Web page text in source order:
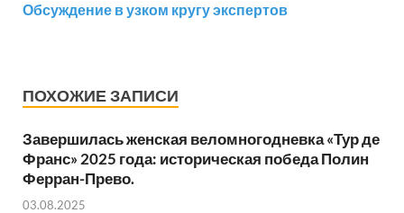
Обсуждение в узком кругу экспертов
ПОХОЖИЕ ЗАПИСИ
Завершилась женская веломногодневка «Тур де
Франс» 2025 года: историческая победа Полин
Ферран-Прево.
03.08.2025